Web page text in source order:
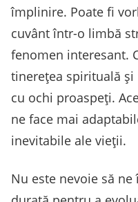
împlinire. Poate fi
cuvânt într-o limbă
fenomen interesant.
tinerețea spirituală și
cu ochi proaspeți.
ne face mai
inevitabile ale vieții.
Nu este nevoie să